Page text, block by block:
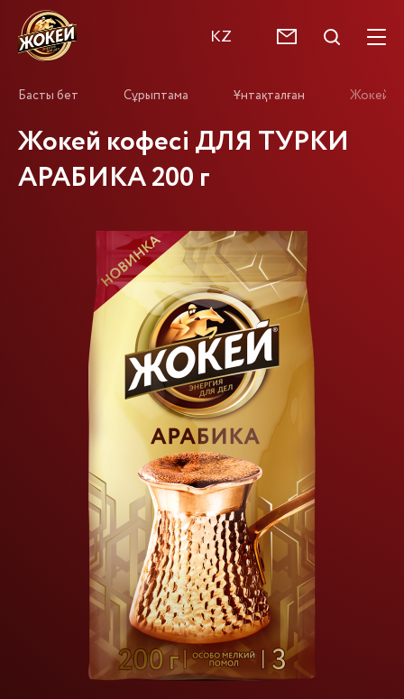
KZ
Басты бет Сұрыптама Ұнтақталған Жокей
Жокей кофесі ДЛЯ ТУРКИ
АРАБИКА 200 г